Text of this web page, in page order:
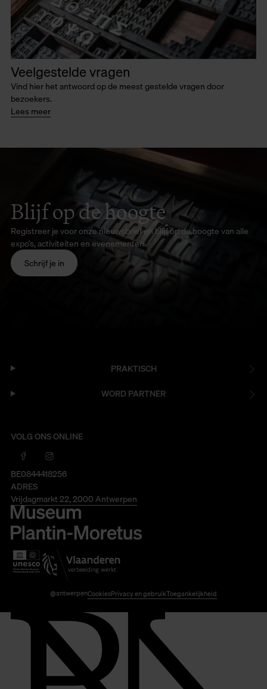
Veelgestelde vragen
Vind hier het antwoord op de meest gestelde vragen door
bezoekers.
Lees meer
Blijf op de hoogte
Registreer je voor onze nieuwsbrief en blijf op de hoogte van alle
expo’s, activiteiten en evenementen.
Schrijf je in
PRAKTISCH
WORD PARTNER
VOLG ONS ONLINE
BE0844418256
ADRES
Vrijdagmarkt 22, 2000 Antwerpen
@antwerpenCookiesPrivacy en gebruikToegankelijkheid